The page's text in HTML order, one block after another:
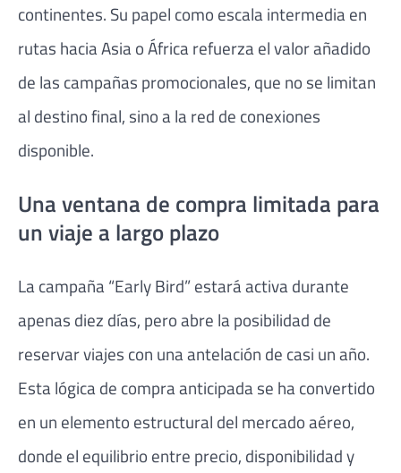
continentes. Su papel como escala intermedia en
rutas hacia Asia o África refuerza el valor añadido
de las campañas promocionales, que no se limitan
al destino final, sino a la red de conexiones
disponible.
Una ventana de compra limitada para
un viaje a largo plazo
La campaña “Early Bird” estará activa durante
apenas diez días, pero abre la posibilidad de
reservar viajes con una antelación de casi un año.
Esta lógica de compra anticipada se ha convertido
en un elemento estructural del mercado aéreo,
donde el equilibrio entre precio, disponibilidad y